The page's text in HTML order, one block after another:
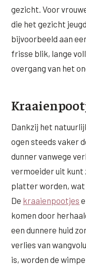
gezicht. Voor
die het gezicht
bijvoorbeeld aan
frisse blik, lange
overgang van het
Dankzij het
ogen steeds vaker
dunner vanwege
vermoeider uit kunt
platter worden, wat
De kraaienpootjes
komen door
een dunnere huid
verlies van
is, worden de